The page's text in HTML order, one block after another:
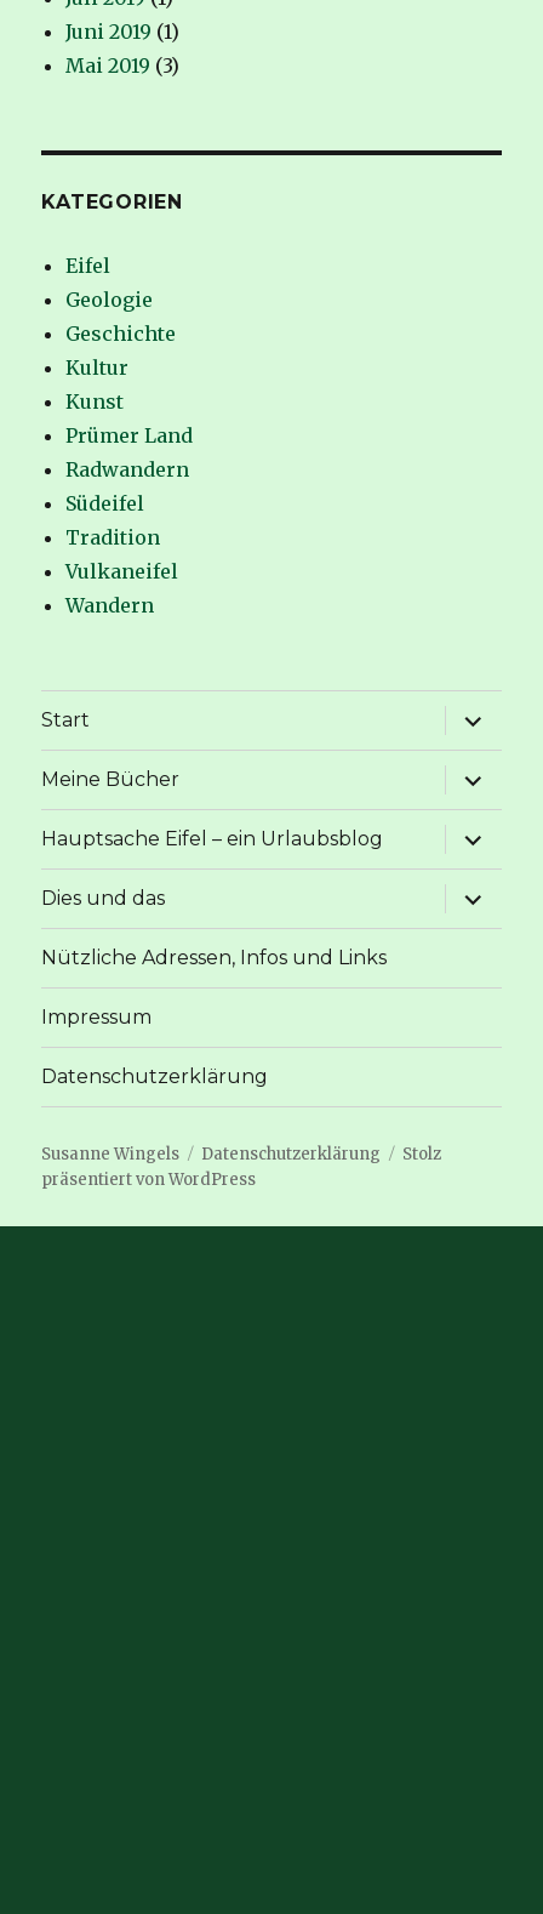
Juni 2019 (1)
Mai 2019 (3)
KATEGORIEN
Eifel
Geologie
Geschichte
Kultur
Kunst
Prümer Land
Radwandern
Südeifel
Tradition
Vulkaneifel
Wandern
Start
Meine Bücher
Hauptsache Eifel – ein Urlaubsblog
Dies und das
Nützliche Adressen, Infos und Links
Impressum
Datenschutzerklärung
Susanne Wingels Datenschutzerklärung
Stolz
präsentiert von WordPress